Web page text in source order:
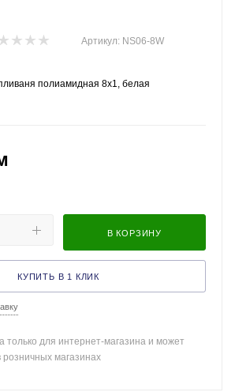
Артикул: NS06-8W
полиамидная 8x1, белая
В КОРЗИНУ
КУПИТЬ В 1 КЛИК
только для интернет-магазина и может
розничных магазинах